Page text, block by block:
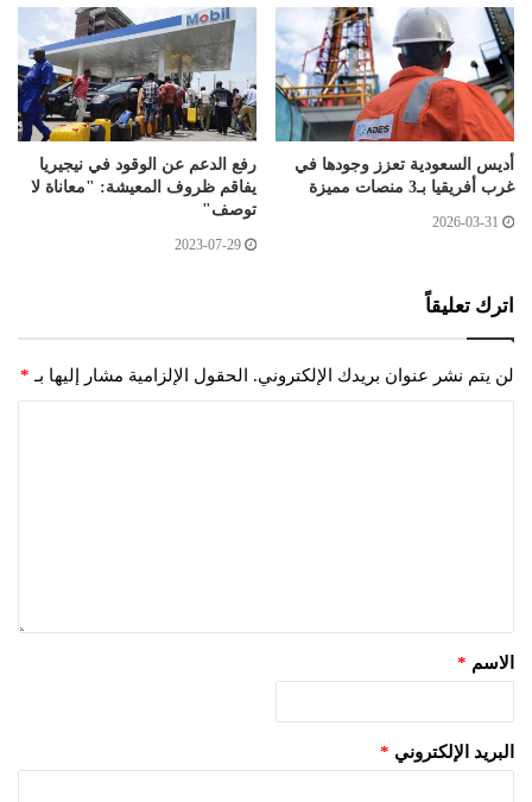
أديس السعودية تعزز وجودها في
غرب أفريقيا بـ3 منصات مميزة
2026-03-31
رفع الدعم عن الوقود في نيجيريا
يفاقم ظروف المعيشة: "معاناة لا
توصف"
2023-07-29
اترك تعليقاً
لن يتم نشر عنوان بريدك الإلكتروني. الحقول الإلزامية مشار إليها بـ *
الاسم *
البريد الإلكتروني *